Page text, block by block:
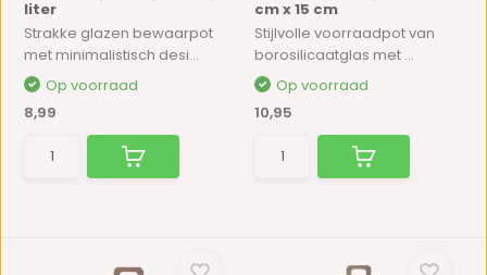
liter
Strakke glazen bewaarpot
met minimalistisch desi...
Op voorraad
8,99
cm x 15 cm
Stijlvolle voorraadpot van
borosilicaatglas met ...
Op voorraad
10,95